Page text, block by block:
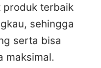
produk terbaik
sehingga
serta bisa
maksimal.